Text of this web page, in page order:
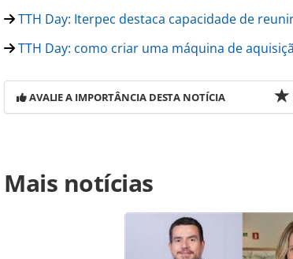
TTH Day: Iterpec destaca capacidade de
TTH Day: como criar uma máquina de
AVALIE A IMPORTÂNCIA DESTA NOTÍCIA
https://www.panrotas.com.br/agencias-de-
consolida-escritorios-e-expande-operacoes-de-
ferramentas oferecidas na página. Todo o
é protegido pela legislação brasileira sobre
sem autorização da PANROTAS Editora
Mais notícias